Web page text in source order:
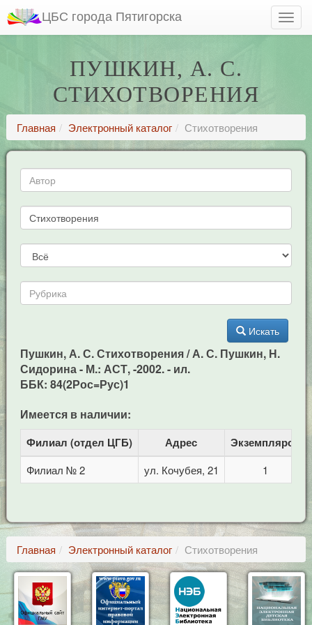
ЦБС города Пятигорска
ПУШКИН, А. С.
СТИХОТВОРЕНИЯ
Главная Электронный каталог Стихотворения
Искать
Пушкин, А. С. Стихотворения / А. С. Пушкин, Н.
Сидорина - М.: АСТ, -2002. - ил.
ББК: 84(2Рос=Рус)1
Имеется в наличии:
Филиал (отдел ЦГБ) Адрес Экземпляров
Филиал № 2 ул. Кочубея, 21 1
Главная Электронный каталог Стихотворения